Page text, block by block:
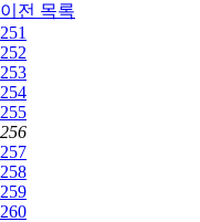
이전 목록
251
252
253
254
255
256
257
258
259
260